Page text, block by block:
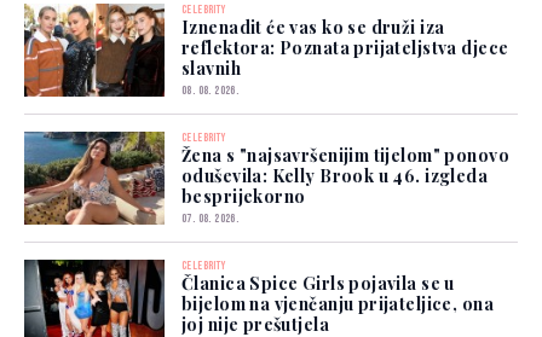
CELEBRITY
Iznenadit će vas ko se druži iza
reflektora: Poznata prijateljstva djece
slavnih
08. 08. 2026.
CELEBRITY
Žena s "najsavršenijim tijelom" ponovo
oduševila: Kelly Brook u 46. izgleda
besprijekorno
07. 08. 2026.
CELEBRITY
Članica Spice Girls pojavila se u
bijelom na vjenčanju prijateljice, ona
joj nije prešutjela